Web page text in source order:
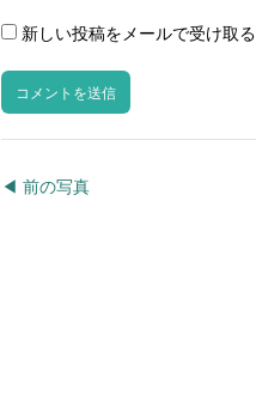
新しい投稿をメールで受け取る
◀︎ 前の写真